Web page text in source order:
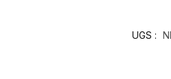
UGS :